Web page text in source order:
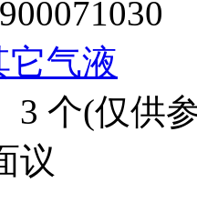
它气液
3 个(仅供
议